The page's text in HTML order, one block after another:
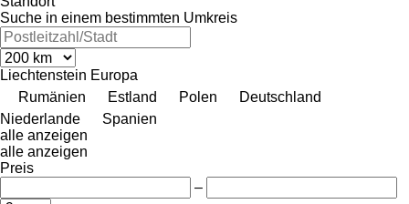
Suche in einem bestimmten Umkreis
Liechtenstein Europa
Rumänien
Estland Polen
Deutschland
Niederlande
Spanien
alle anzeigen
alle anzeigen
Preis
–